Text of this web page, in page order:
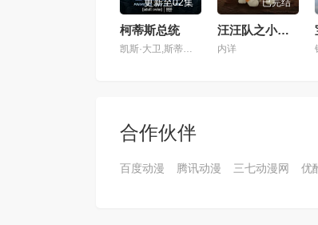
更新至02集
柯蒂斯总统
凯斯·大卫,斯蒂芬妮·比翠丝,吉姆·拉什,丹·巴克达尔,凯尔茜·斯科特
已完结
汪汪队之小砾与工程家族第三季国语
内详
合作伙伴
百度动漫 腾讯动漫 三七动漫网 优